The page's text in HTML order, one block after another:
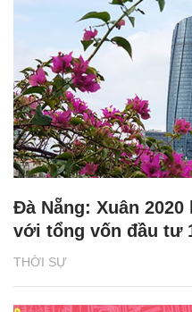
THỜI SỰ
Đà Nẵng: Xuân
với tổng vốn đầu tư